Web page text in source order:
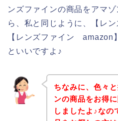
ンズファインの商品をアマ
ら、私と同じように、【レ
【レンズファイン amazon
といいですよ♪
ちなみに、色々
ンの商品をお得
しましたよ♪なの